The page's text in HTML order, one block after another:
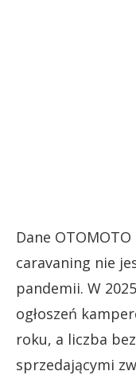
Dane
caravaning nie
pandemii. W
ogłoszeń
roku, a liczba
sprzedającymi